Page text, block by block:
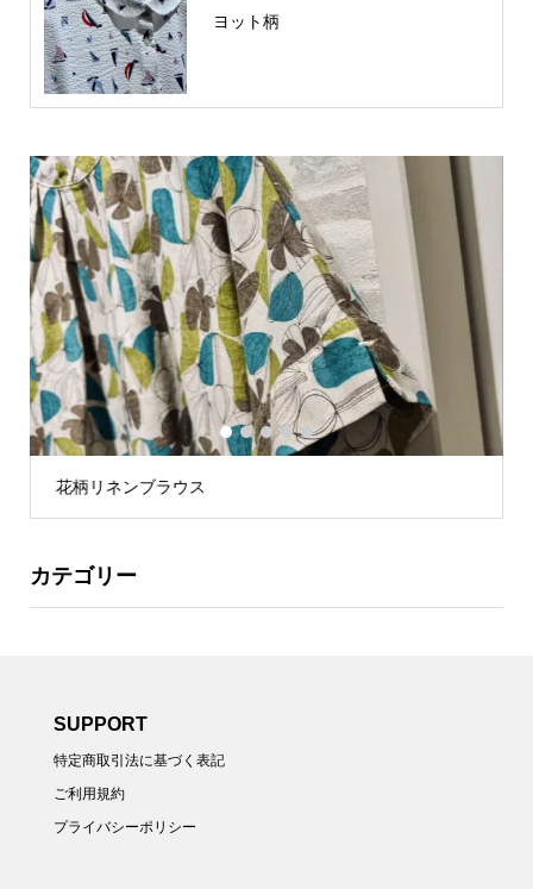
ヨット柄
花柄リネンブラウス
1 2 3 5
カテゴリー
SUPPORT
特定商取引法に基づく表記
ご利用規約
プライバシーポリシー